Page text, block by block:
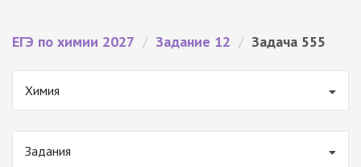
ЕГЭ по химии 2027 / Задание 12 / Задача 555
Химия
Задания